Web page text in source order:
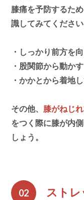
膝痛を予防するた
識してみてください
・しっかり前方を
・股関節から動か
・かかとから着地
その他、 膝がねじ
をつく際に膝が内
しょう。
02 ストレ